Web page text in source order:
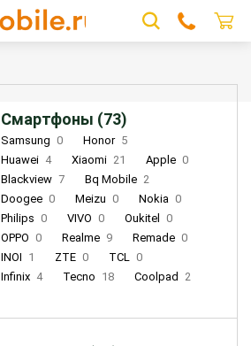
Смартфоны (73)
Samsung 0 Honor 5
Huawei 4 Xiaomi 21 Apple 0
Blackview 7 Bq Mobile 2
Doogee 0 Meizu 0 Nokia 0
Philips 0 VIVO 0 Oukitel
0
OPPO 0 Realme 9 Remade 0
INOI 1 ZTE 0 TCL 0
Infinix 4 Tecno 18 Coolpad 2